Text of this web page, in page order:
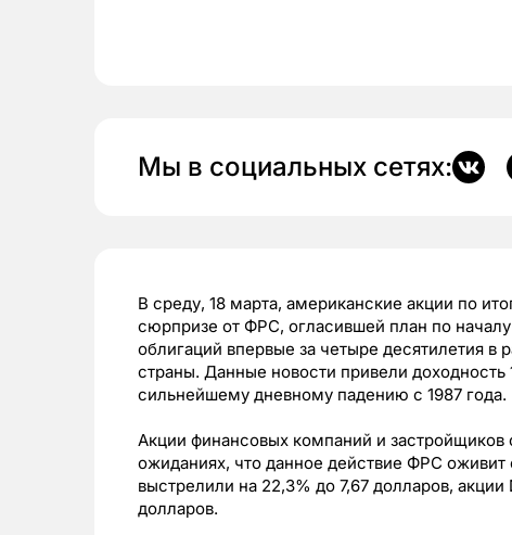
Мы в социальных сетях:
В среду, 18 марта, американские акции по
сюрпризе от ФРС, огласившей план по
облигаций впервые за четыре десятилетия
страны. Данные новости привели доходность
сильнейшему дневному падению с 1987 года.
Акции финансовых компаний и застройщиков
ожиданиях, что данное действие ФРС
выстрелили на 22,3% до 7,67 долларов,
долларов.